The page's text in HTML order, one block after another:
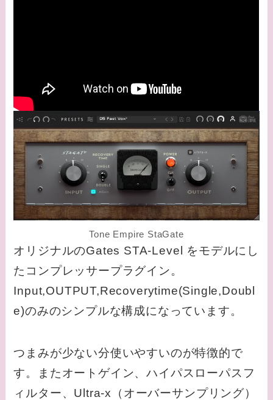
Tone Empire StaGate
オリジナルのGates STA-Level をモデルにし
たコンプレッサープラグイン。
Input,OUTPUT,Recoverytime(Single,Doubl
e)のみのシンプルな構成になっています。
つまみが少ない分使いやすいのが特徴的で
す。またオートゲイン、ハイパスローパスフ
ィルター、Ultra-x（オーバーサンプリング）